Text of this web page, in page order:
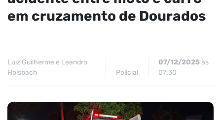
em cruzamento de Dourados
Luiz Guilherme e Leandro
Holsbach
Policial
07/12/2025às
07:30